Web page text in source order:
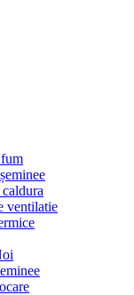
ventilatie